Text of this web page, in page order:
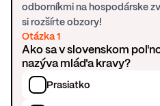
odborníkmi na hospodárske
si rozšírte obzory!
Otázka 1
Ako sa v slovenskom
nazýva mláďa kravy?
Prasiatko